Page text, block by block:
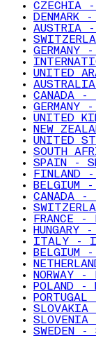
CZECHIA -
DENMARK
AUSTRIA -
GERMANY -
UNITED
CANADA -
GERMANY
UNITED
NEW
UNITED
SOUTH
SPAIN -
FINLAND -
BELGIUM -
CANADA -
FRANCE -
HUNGARY
ITALY -
BELGIUM -
NORWAY -
POLAND -
SLOVAKIA
SLOVENIA
SWEDEN -